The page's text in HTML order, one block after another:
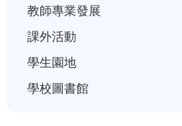
教師專業發展
課外活動
學生園地
學校圖書館